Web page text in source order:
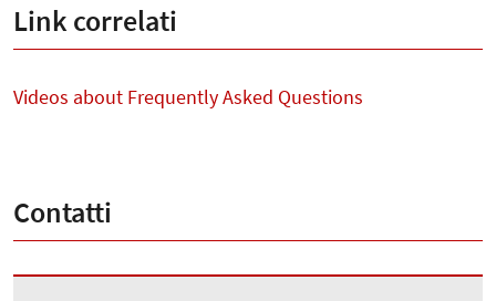
Link correlati
Videos about Frequently Asked Questions
Contatti